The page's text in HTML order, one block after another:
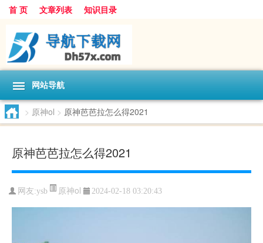
首 页 文章列表 知识目录
网站导航
> 原神ol > 原神芭芭拉怎么得2021
原神芭芭拉怎么得2021
网友:ysb 原神ol 2024-02-18 03:20:43